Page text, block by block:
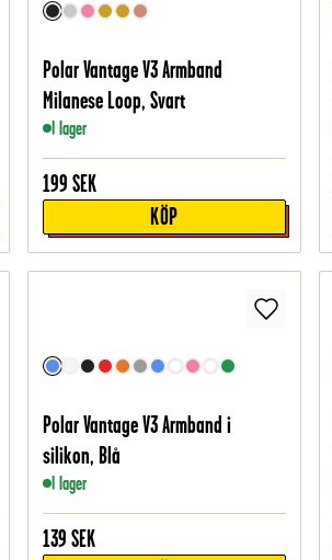
Polar Vantage V3 Armband
Milanese Loop, Svart
I lager
199 SEK
KÖP
Polar Vantage V3 Armband i
silikon, Blå
I lager
139 SEK